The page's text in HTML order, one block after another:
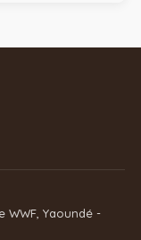
WWF, Yaoundé -